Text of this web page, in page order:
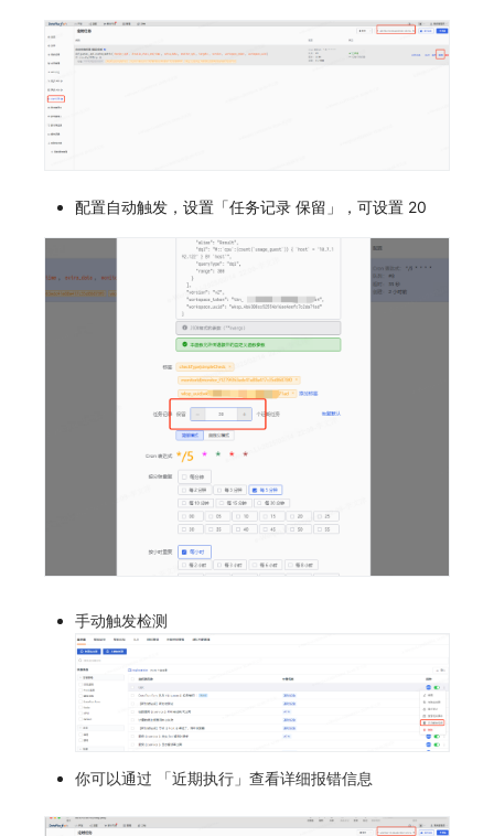
配置自动触发，设置「任务记录 保留」，可设置 20
手动触发检测
你可以通过 「近期执行」查看详细报错信息